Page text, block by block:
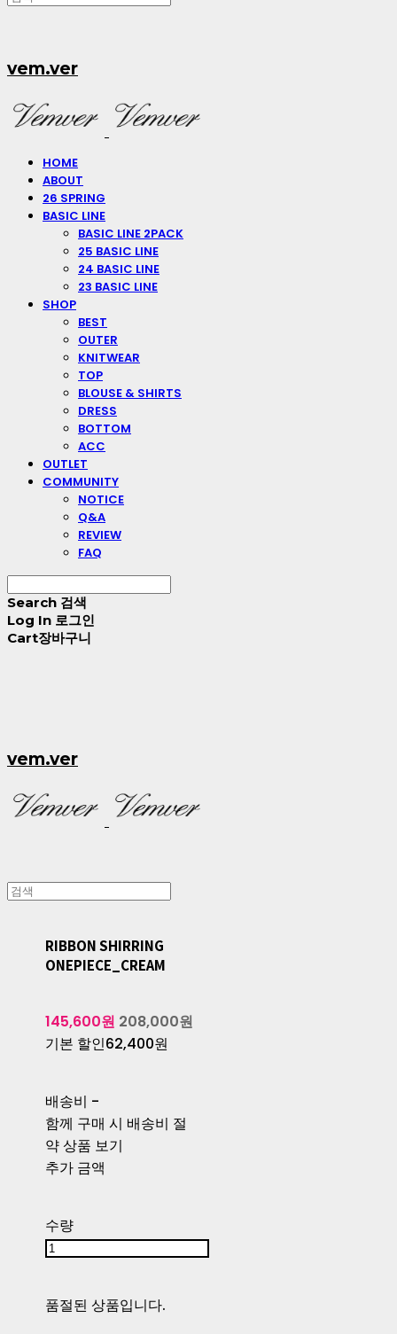
vem.ver
HOME
ABOUT
26 SPRING
BASIC LINE
BASIC LINE 2PACK
25 BASIC LINE
24 BASIC LINE
23 BASIC LINE
SHOP
BEST
OUTER
KNITWEAR
TOP
BLOUSE & SHIRTS
DRESS
BOTTOM
ACC
OUTLET
COMMUNITY
NOTICE
Q&A
REVIEW
FAQ
Search 검색
Log In 로그인
Cart장바구니
vem.ver
RIBBON SHIRRING
ONEPIECE_CREAM
145,600원 208,000원
기본 할인62,400원
배송비 -
함께 구매 시 배송비 절
약 상품 보기
추가 금액
수량
품절된 상품입니다.